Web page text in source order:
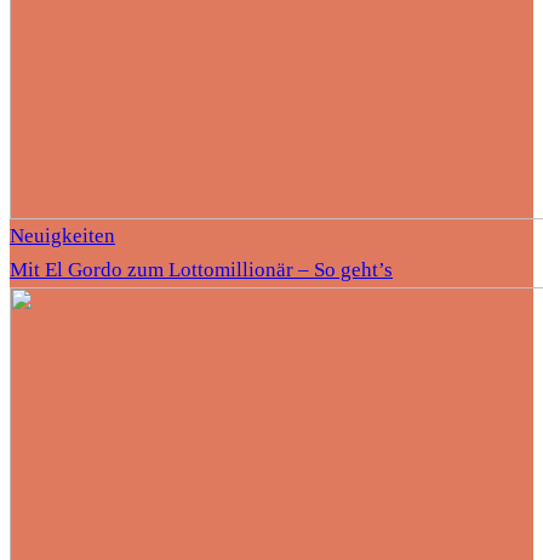
Neuigkeiten
Mit El Gordo zum Lottomillionär – So geht’s